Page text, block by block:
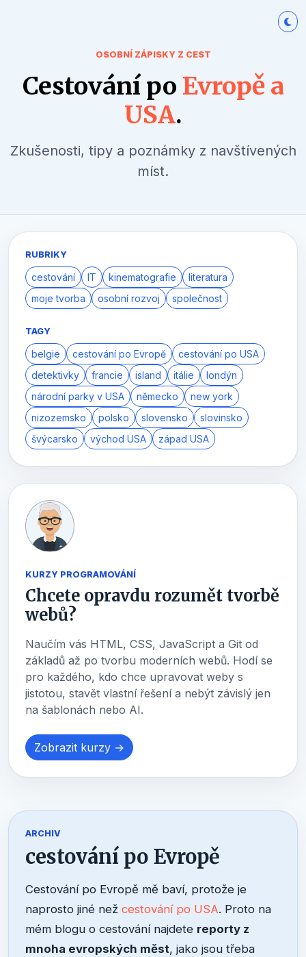
OSOBNÍ ZÁPISKY Z CEST
Cestování po Evropě a
USA.
Zkušenosti, tipy a poznámky z navštívených
míst.
RUBRIKY
cestování IT kinematografie
literatura
moje tvorba
osobní rozvoj společnost
TAGY
belgie cestování po Evropě
cestování po USA
detektivky
francie island itálie
londýn
národní parky v USA
německo
new york
nizozemsko
polsko slovensko
slovinsko
švýcarsko
východ USA západ USA
KURZY PROGRAMOVÁNÍ
Chcete opravdu rozumět tvorbě
webů?
Naučím vás HTML, CSS, JavaScript a Git od
základů až po tvorbu moderních webů. Hodí se
pro každého, kdo chce upravovat weby s
jistotou, stavět vlastní řešení a nebýt závislý jen
na šablonách nebo AI.
Zobrazit kurzy →
ARCHIV
cestování po Evropě
Cestování po Evropě mě baví, protože je
naprosto jiné než cestování po USA. Proto na
mém blogu o cestování najdete reporty z
mnoha evropských měst, jako jsou třeba